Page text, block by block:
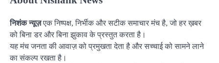
निशंक न्यूज़एक निष्पक्ष, निर्भीक और सटीक समाचार मंच है, जो हर ख़बर
को बिना डर और बिना झुकाव के प्रस्तुत करता है।
यह मंच जनता की आवाज़ को प्रमुखता देता है और सच्चाई को सामने लाने
का संकल्प रखता है।